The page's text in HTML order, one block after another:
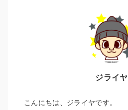
ジライヤ
こんにちは、ジライヤです。